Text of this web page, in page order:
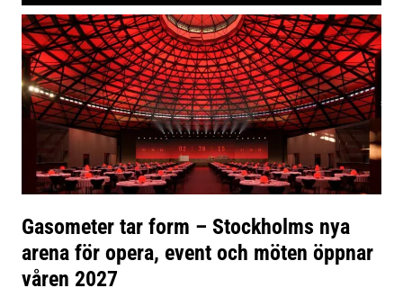
Gasometer tar form – Stockholms nya
arena för opera, event och möten öppnar
våren 2027